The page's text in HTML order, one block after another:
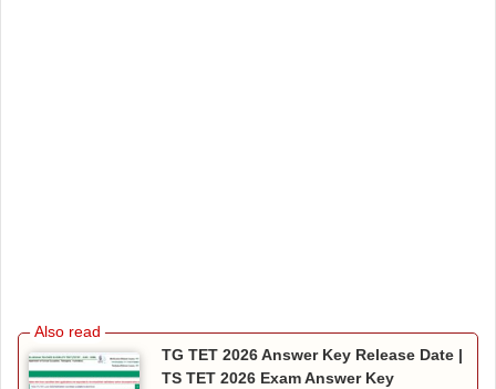
TG TET 2026 Answer Key Release Date |
TS TET 2026 Exam Answer Key